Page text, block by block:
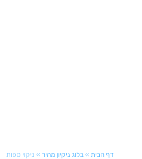
»בלוג ניקיון מהיר »ניקוי ספות